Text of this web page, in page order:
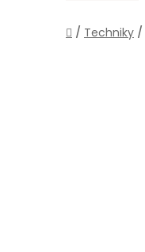
Domů
/ Techniky /